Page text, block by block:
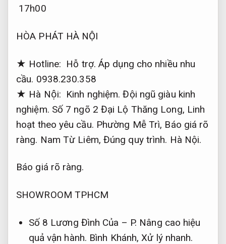
17h00
HÒA PHÁT HÀ NỘI
★ Hotline: Hỗ trợ. Áp dụng cho nhiều nhu
cầu. 0938.230.358
★ Hà Nội: Kinh nghiệm. Đội ngũ giàu kinh
nghiệm. Số 7 ngõ 2 Đại Lộ Thăng Long, Linh
hoạt theo yêu cầu. Phường Mễ Trì, Báo giá rõ
ràng. Nam Từ Liêm, Đúng quy trình. Hà Nội.
Báo giá rõ ràng.
SHOWROOM TPHCM
Số 8 Lương Đình Của – P. Nâng cao hiệu
quả vận hành. Bình Khánh, Xử lý nhanh.